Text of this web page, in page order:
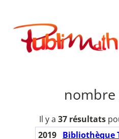
contenu
Publimath
Il y a 37 résultats
2019 Bibliothèque